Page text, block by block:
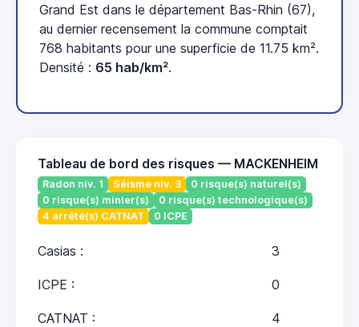
Grand Est dans le département Bas-Rhin (67),
au dernier recensement la commune comptait
768 habitants pour une superficie de 11.75 km².
Densité : 65 hab/km².
Tableau de bord des risques — MACKENHEIM
Radon niv. 1 Séisme niv. 3
0 risque(s) naturel(s)
0 risque(s) minier(s)
0 risque(s) technologique(s)
4 arrêté(s) CATNAT
0 ICPE
Casias : 3
ICPE : 0
CATNAT : 4